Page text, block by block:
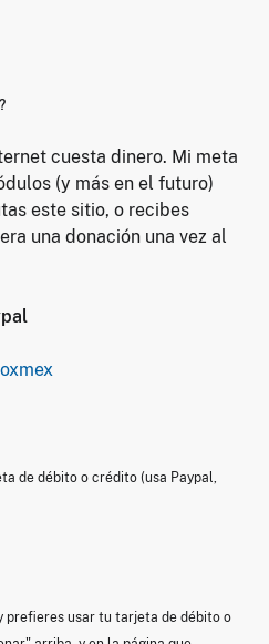
cuesta dinero. Mi meta
(y más en el futuro)
este sitio, o recibes
una donación una vez al
de débito o crédito (usa Paypal,
prefieres usar tu tarjeta de débito o